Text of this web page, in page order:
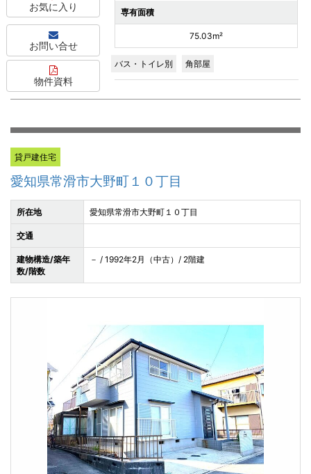
お気に入り
お問い合せ
物件資料
専有面積
75.03m²
バス・トイレ別 角部屋
貸戸建住宅
愛知県常滑市大野町１０丁目
所在地 愛知県常滑市大野町１０丁目
交通
建物構造/築年
数/階数
－ / 1992年2月（中古）/ 2階建